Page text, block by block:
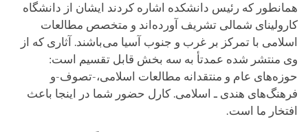
همانطور که رئیس دانشکده اشاره کردند ایشان از دانشگاه
کارولینای شمالی تشریف آورده‌اند و متخصص مطالعات
اسلامی با تمرکز بر غرب و جنوب آسیا می‌باشند. آثاری که از
وی منتشر شده عمدتأ به سه بخش قابل تقسیم است:
حوزه‌های عام و منتقدانه مطالعات اسلامی،-تصوف-و
فرهنگ‌های هندی ـ اسلامی. کارل حضور شما در اینجا باعث
افتخار ما‌ است.